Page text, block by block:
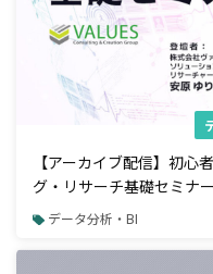
【アーカイブ配信】初心
グ・リサーチ基礎セミナー
データ分析・BI